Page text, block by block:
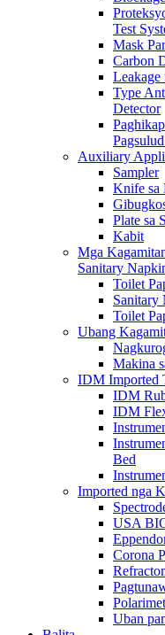
Test
Mask
Carbon
Leakage
Type
Detector
Auxiliary
Sampler
Knife sa
Plate sa
Kabit
Mga
Sanitary
Toilet
Sanitary
Toilet
Ubang
Makina
IDM Imported
IDM
IDM
Bed
Imported nga
USA
Corona
Uban